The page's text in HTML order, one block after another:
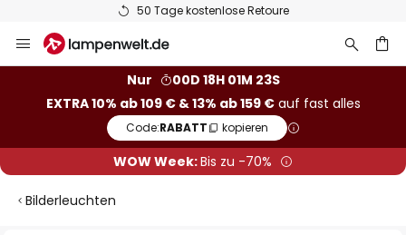
50 Tage kostenlose Retoure
Inhalt
Nur
00D 18H 01M 23S
EXTRA 10% ab 109 € & 13% ab 159 €auf fast alles
Code:RABATT kopieren
WOW Week:Bis zu -70%
Bilderleuchten